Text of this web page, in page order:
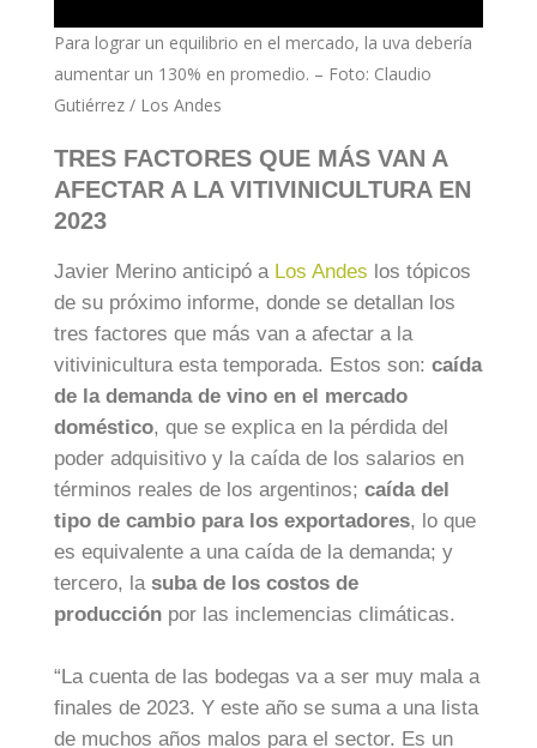
Para lograr un equilibrio en el mercado, la uva debería
aumentar un 130% en promedio. – Foto: Claudio
Gutiérrez / Los Andes
TRES FACTORES QUE MÁS VAN A
AFECTAR A LA VITIVINICULTURA EN
2023
Javier Merino anticipó a Los Andes los tópicos
de su próximo informe, donde se detallan los
tres factores que más van a afectar a la
vitivinicultura esta temporada. Estos son: caída
de la demanda de vino en el mercado
doméstico, que se explica en la pérdida del
poder adquisitivo y la caída de los salarios en
términos reales de los argentinos; caída del
tipo de cambio para los exportadores, lo que
es equivalente a una caída de la demanda; y
tercero, la suba de los costos de
producción por las inclemencias climáticas.
“La cuenta de las bodegas va a ser muy mala a
finales de 2023. Y este año se suma a una lista
de muchos años malos para el sector. Es un